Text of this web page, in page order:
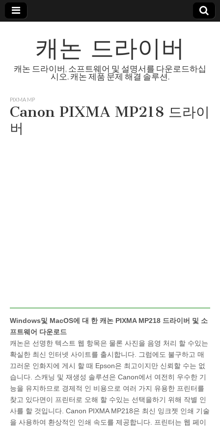
캐논 드라이버
캐논 드라이버, 소프트웨어 및 설명서를 다운로드하십
시오. 캐논 제품 문제 해결 솔루션.
PIXMA MP
Canon PIXMA MP218 드라이
버
Windows및 MacOS에 대 한 캐논 PIXMA MP218 드라이버 및 소
프트웨어 다운로드
캐논은 선명한 텍스트 웹 항목은 물론 사진을 음영 처리 할 수있는
확실한 최신 인터넷 사이트를 출시합니다. 그럼에도 불구하고 매
끄러운 인화지에 게시 할 때 Epson은 최고이지만 신뢰할 수는 없
습니다. 스캐닝 및 재생성 솔루션은 Canon에서 여전히 우수한 기
능을 유지하므로 경제적 인 비용으로 여러 가지 유용한 프린터를
찾고 있다면이 프린터로 오해 할 수있는 선택을하기 위해 작별 인
사를 할 것입니다. Canon PIXMA MP218은 최신 잉크젯 인쇄 기술
을 사용하여 환상적인 인쇄 속도를 제공합니다. 프린터는 웹 페이